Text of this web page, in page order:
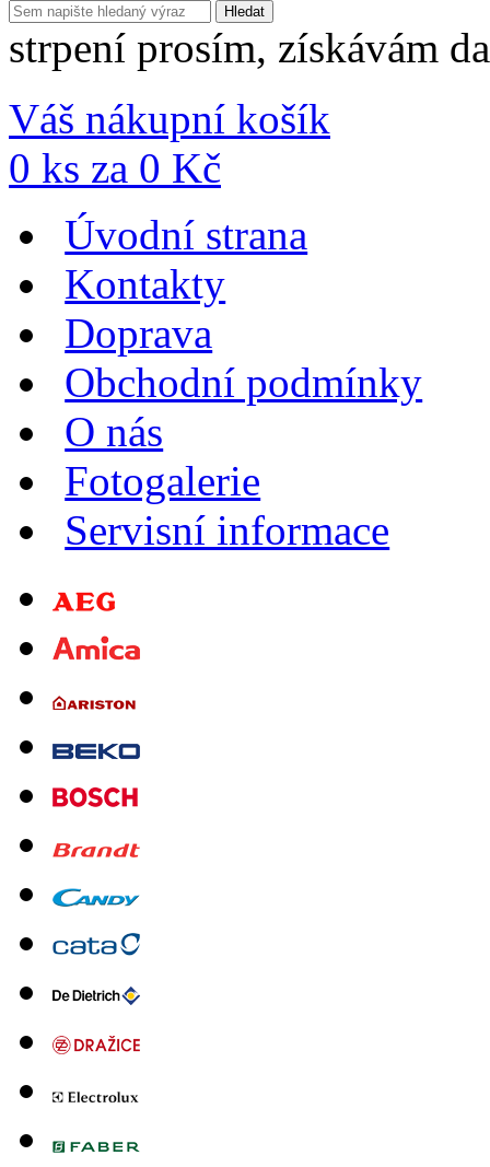
strpení prosím, získávám
Váš nákupní košík
0 ks za 0 Kč
Úvodní strana
Kontakty
Doprava
Obchodní podmínky
O nás
Fotogalerie
Servisní informace